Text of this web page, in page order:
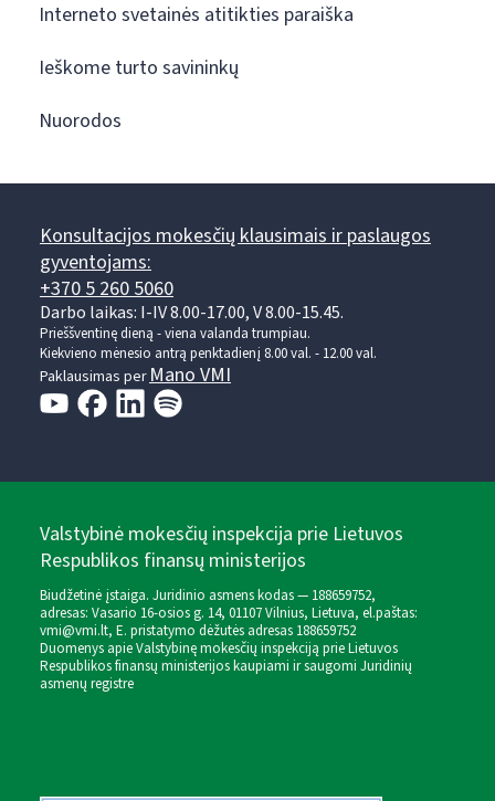
Interneto svetainės atitikties paraiška
Ieškome turto savininkų
Nuorodos
Konsultacijos mokesčių klausimais ir paslaugos
gyventojams:
+370 5 260 5060
Darbo laikas: I-IV 8.00-17.00, V 8.00-15.45.
Prieššventinę dieną - viena valanda trumpiau.
Kiekvieno mėnesio antrą penktadienį 8.00 val. - 12.00 val.
Paklausimas perMano VMI
Valstybinė mokesčių inspekcija prie Lietuvos
Respublikos finansų ministerijos
Biudžetinė įstaiga. Juridinio asmens kodas — 188659752,
adresas: Vasario 16-osios g. 14, 01107 Vilnius, Lietuva, el.paštas:
vmi@vmi.lt, E. pristatymo dėžutės adresas 188659752
Duomenys apie Valstybinę mokesčių inspekciją prie Lietuvos
Respublikos finansų ministerijos kaupiami ir saugomi Juridinių
asmenų registre